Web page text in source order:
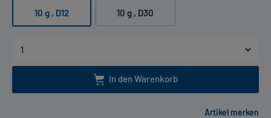
10 g , D12 10 g , D30
In den Warenkorb